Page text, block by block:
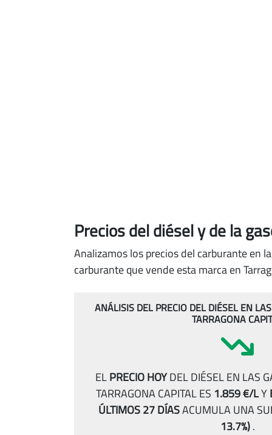
Precios del diésely de la
Analizamos los precios del carburante en
carburante que vende esta marca en
ANÁLISIS DEL PRECIO DEL DIÉSEL EN
TARRAGONA
ELPRECIO HOYDEL DIÉSEL EN LAS
TARRAGONA CAPITAL ES 1.859 €/LY
ÚLTIMOS 27 DÍASACUMULA UNA
13.7%).